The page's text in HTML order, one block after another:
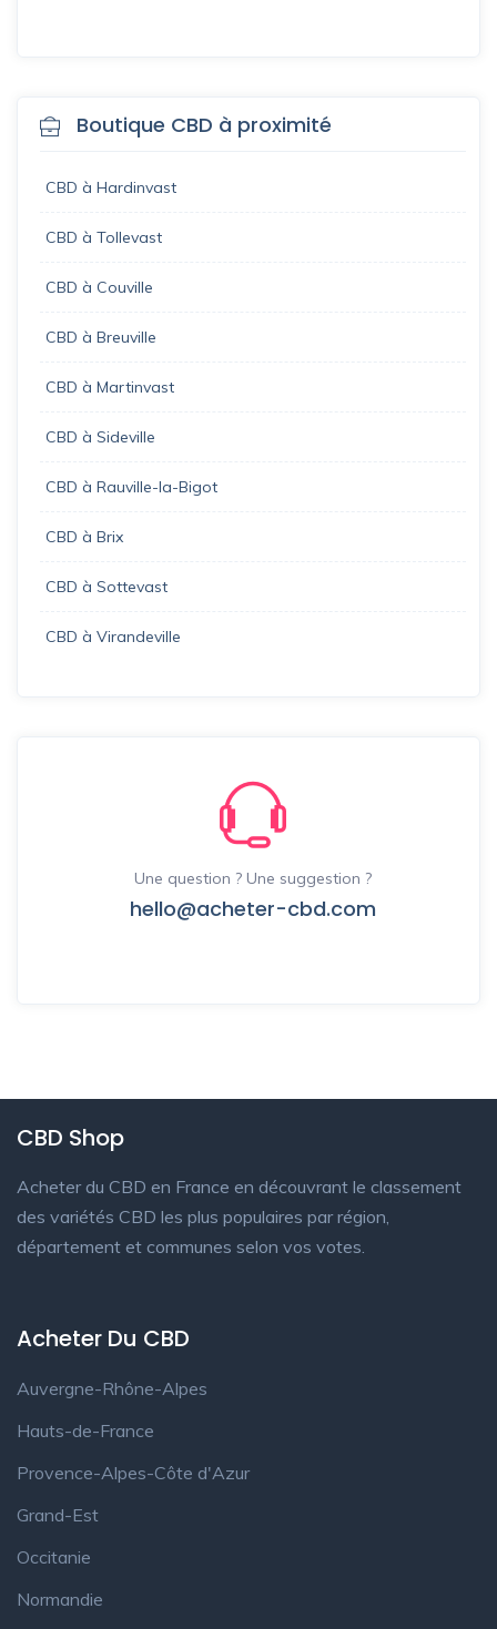
Boutique CBD à proximité
CBD à Hardinvast
CBD à Tollevast
CBD à Couville
CBD à Breuville
CBD à Martinvast
CBD à Sideville
CBD à Rauville-la-Bigot
CBD à Brix
CBD à Sottevast
CBD à Virandeville
Une question ? Une suggestion ?
hello@acheter-cbd.com
CBD Shop
Acheter du CBD en France en découvrant le classement
des variétés CBD les plus populaires par région,
département et communes selon vos votes.
Acheter Du CBD
Auvergne-Rhône-Alpes
Hauts-de-France
Provence-Alpes-Côte d'Azur
Grand-Est
Occitanie
Normandie